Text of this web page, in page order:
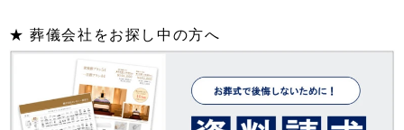
★ 葬儀会社をお探し中の方へ